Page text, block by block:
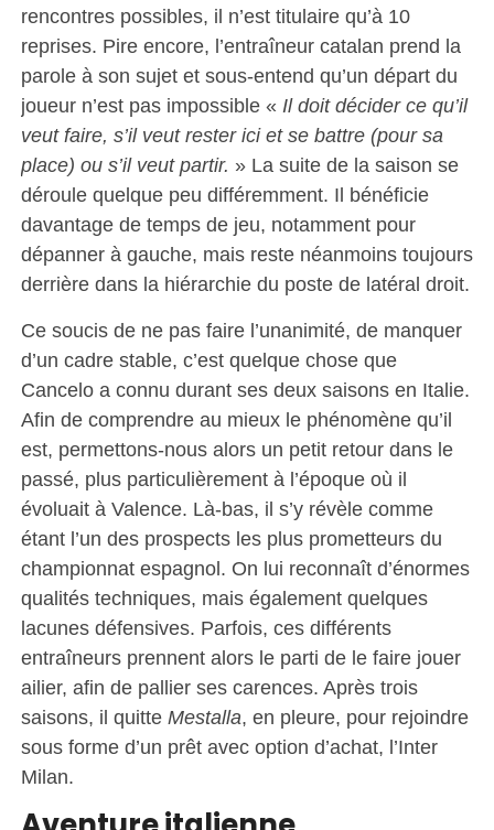
rencontres possibles, il n’est titulaire qu’à 10
reprises. Pire encore, l’entraîneur catalan prend la
parole à son sujet et sous-entend qu’un départ du
joueur n’est pas impossible « Il doit décider ce qu’il
veut faire, s’il veut rester ici et se battre (pour sa
place) ou s’il veut partir. » La suite de la saison se
déroule quelque peu différemment. Il bénéficie
davantage de temps de jeu, notamment pour
dépanner à gauche, mais reste néanmoins toujours
derrière dans la hiérarchie du poste de latéral droit.
Ce soucis de ne pas faire l’unanimité, de manquer
d’un cadre stable, c’est quelque chose que
Cancelo a connu durant ses deux saisons en Italie.
Afin de comprendre au mieux le phénomène qu’il
est, permettons-nous alors un petit retour dans le
passé, plus particulièrement à l’époque où il
évoluait à Valence. Là-bas, il s’y révèle comme
étant l’un des prospects les plus prometteurs du
championnat espagnol. On lui reconnaît d’énormes
qualités techniques, mais également quelques
lacunes défensives. Parfois, ces différents
entraîneurs prennent alors le parti de le faire jouer
ailier, afin de pallier ses carences. Après trois
saisons, il quitte Mestalla, en pleure, pour rejoindre
sous forme d’un prêt avec option d’achat, l’Inter
Milan.